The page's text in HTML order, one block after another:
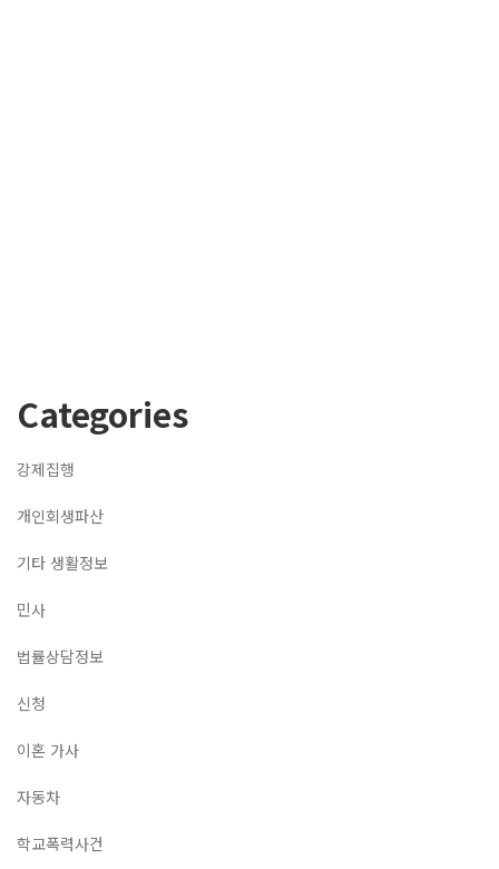
Categories
강제집행
개인회생파산
기타 생활정보
민사
법률상담정보
신청
이혼 가사
자동차
학교폭력사건